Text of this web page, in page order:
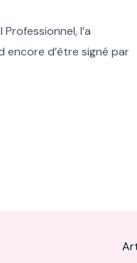
l’a
d’être signé par